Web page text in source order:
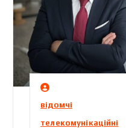
відомчі
телекомунікаційні